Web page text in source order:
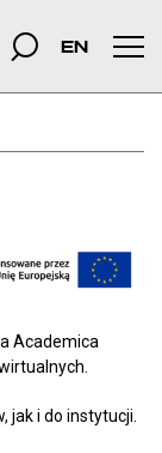
szukana fraza
Szukaj
EN
Academica
jak i do instytucji.